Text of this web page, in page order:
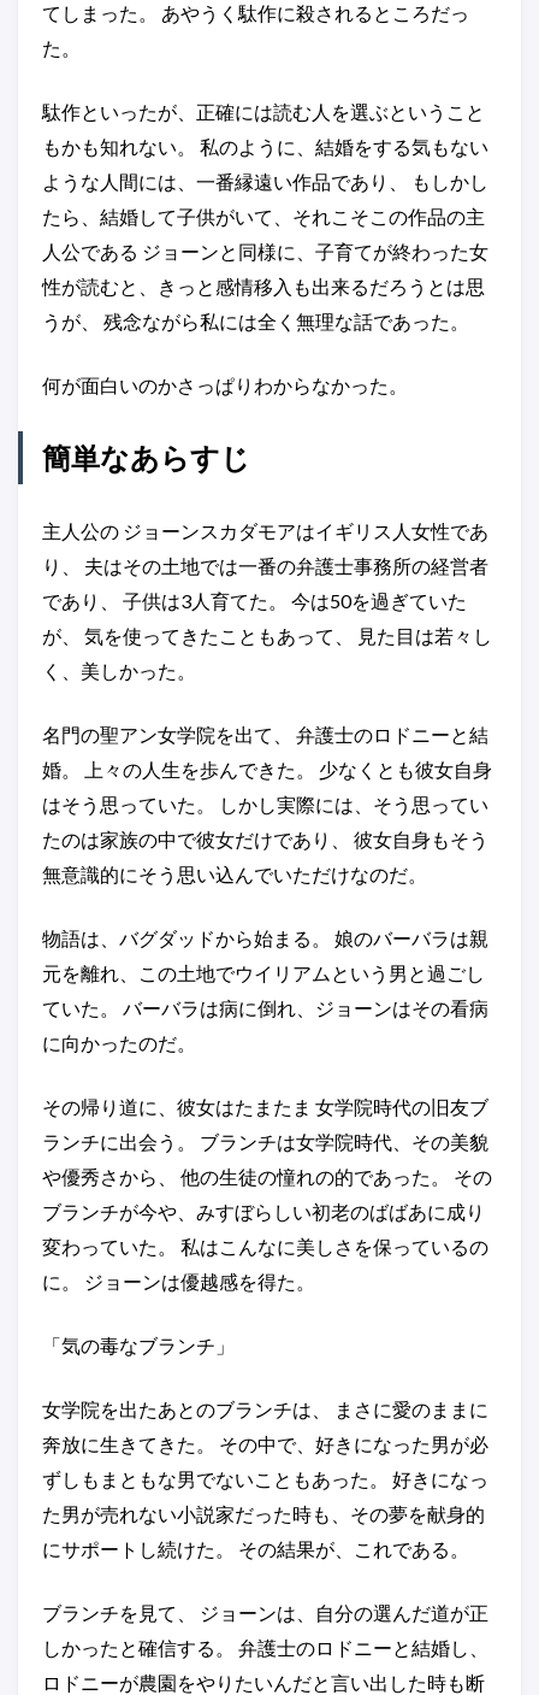
てしまった。 あやうく駄作に殺されるところだっ
た。
駄作といったが、正確には読む人を選ぶということ
もかも知れない。 私のように、結婚をする気もない
ような人間には、一番縁遠い作品であり、 もしかし
たら、結婚して子供がいて、それこそこの作品の主
人公である ジョーンと同様に、子育てが終わった女
性が読むと、きっと感情移入も出来るだろうとは思
うが、 残念ながら私には全く無理な話であった。
何が面白いのかさっぱりわからなかった。
簡単なあらすじ
主人公の ジョーンスカダモアはイギリス人女性であ
り、 夫はその土地では一番の弁護士事務所の経営者
であり、 子供は3人育てた。 今は50を過ぎていた
が、 気を使ってきたこともあって、 見た目は若々し
く、美しかった。
名門の聖アン女学院を出て、 弁護士のロドニーと結
婚。 上々の人生を歩んできた。 少なくとも彼女自身
はそう思っていた。 しかし実際には、そう思ってい
たのは家族の中で彼女だけであり、 彼女自身もそう
無意識的にそう思い込んでいただけなのだ。
物語は、バグダッドから始まる。 娘のバーバラは親
元を離れ、この土地でウイリアムという男と過ごし
ていた。 バーバラは病に倒れ、ジョーンはその看病
に向かったのだ。
その帰り道に、彼女はたまたま 女学院時代の旧友ブ
ランチに出会う。 ブランチは女学院時代、その美貌
や優秀さから、 他の生徒の憧れの的であった。 その
ブランチが今や、みすぼらしい初老のばばあに成り
変わっていた。 私はこんなに美しさを保っているの
に。 ジョーンは優越感を得た。
「気の毒なブランチ」
女学院を出たあとのブランチは、 まさに愛のままに
奔放に生きてきた。 その中で、好きになった男が必
ずしもまともな男でないこともあった。 好きになっ
た男が売れない小説家だった時も、その夢を献身的
にサポートし続けた。 その結果が、これである。
ブランチを見て、 ジョーンは、自分の選んだ道が正
しかったと確信する。 弁護士のロドニーと結婚し、
ロドニーが農園をやりたいんだと言い出した時も断